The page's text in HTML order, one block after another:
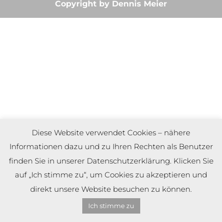
Copyright by Dennis Meier
Diese Website verwendet Cookies – nähere
Informationen dazu und zu Ihren Rechten als Benutzer
finden Sie in unserer Datenschutzerklärung. Klicken Sie
auf „Ich stimme zu“, um Cookies zu akzeptieren und
direkt unsere Website besuchen zu können.
Ich stimme zu